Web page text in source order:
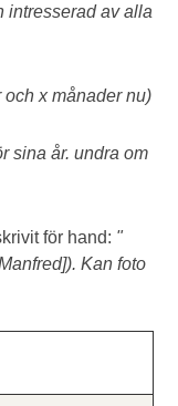
intresserad av alla
och x månader nu)
sina år. undra om
för hand: "
Kan foto